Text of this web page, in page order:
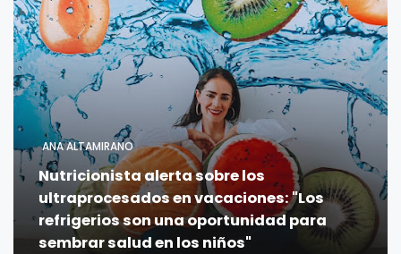
ANA ALTAMIRANO
Nutricionista alerta sobre los
ultraprocesados en vacaciones: "Los
refrigerios son una oportunidad para
sembrar salud en los niños"